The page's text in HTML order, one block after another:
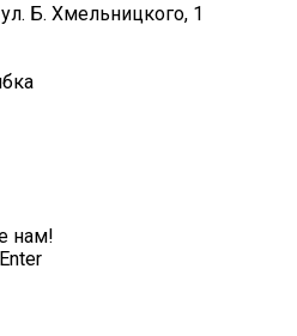
Б. Хмельницкого, 1
нам!